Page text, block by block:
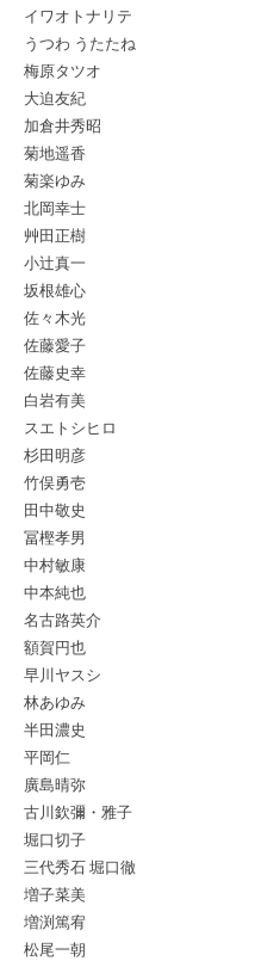
イワオトナリテ
うつわ うたたね
梅原タツオ
大迫友紀
加倉井秀昭
菊地遥香
菊楽ゆみ
北岡幸士
艸田正樹
小辻真一
坂根雄心
佐々木光
佐藤愛子
佐藤史幸
白岩有美
スエトシヒロ
杉田明彦
竹俣勇壱
田中敬史
冨樫孝男
中村敏康
中本純也
名古路英介
額賀円也
早川ヤスシ
林あゆみ
半田濃史
平岡仁
廣島晴弥
古川欽彌・雅子
堀口切子
三代秀石 堀口徹
増子菜美
増渕篤宥
松尾一朝